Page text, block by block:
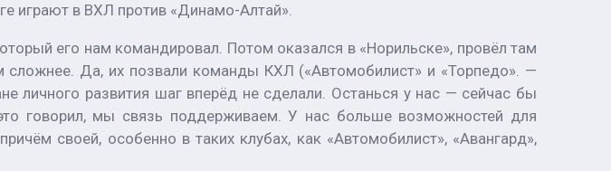
играют в ВХЛ против «Динамо-Алтай».
его нам командировал. Потом оказался в «Норильске», провёл там
Да, их позвали команды КХЛ («Автомобилист» и «Торпедо». —
личного развития шаг вперёд не сделали. Останься у нас — сейчас бы
говорил, мы связь поддерживаем. У нас больше возможностей для
своей, особенно в таких клубах, как «Автомобилист», «Авангард»,